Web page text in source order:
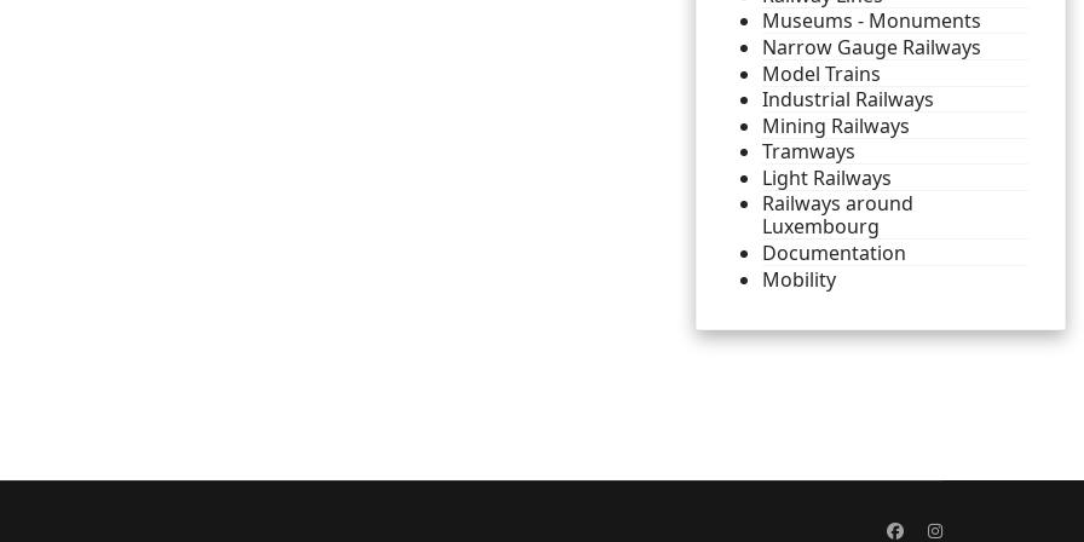
Museums - Monuments
Narrow Gauge Railways
Model Trains
Industrial Railways
Mining Railways
Tramways
Light Railways
Railways around
Luxembourg
Documentation
Mobility